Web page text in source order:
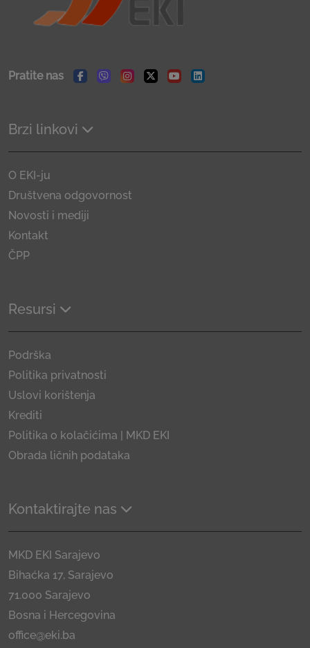
Pratite nas
Facebook
ViberInstagram
TwitterYoutubeLinkedin
Brzi linkovi
O EKI-ju
Društvena odgovornost
Novosti i mediji
Kontakt
ČPP
Resursi
Podrška
Politika privatnosti
Uslovi korištenja
Krediti
Politika o kolačićima | MKD EKI
Obrada ličnih podataka
Kontaktirajte nas
MKD EKI Sarajevo
Bihaćka 17, Sarajevo
71.000 Sarajevo
Bosna i Hercegovina
office@eki.ba